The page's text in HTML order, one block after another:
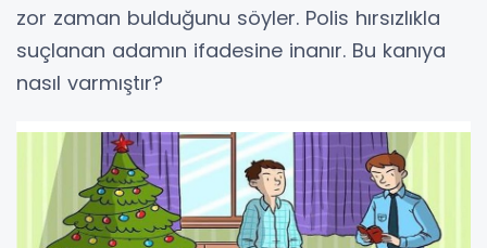
zor zaman bulduğunu söyler. Polis hırsızlıkla
suçlanan adamın ifadesine inanır. Bu kanıya
nasıl varmıştır?